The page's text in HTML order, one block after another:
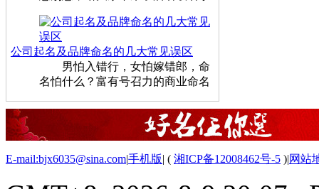
公司起名及品牌命名的几大常见误区
男怕入错行，女怕嫁错郎，命
名怕什么？富有号召力的商业命名
E-mail:bjx6035@sina.com|手机版| ( 湘ICP备12008462号-5 )|网站